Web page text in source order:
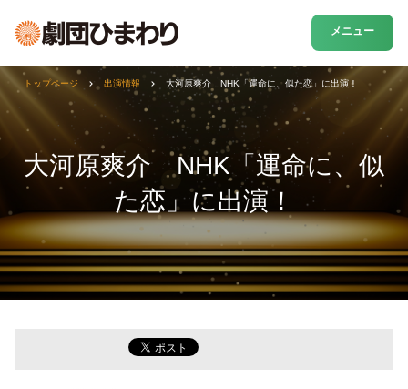
メニュー
大河原爽介 NHK「運命に、似
た恋」に出演！
トップページ 出演情報 大河原爽介 NHK「運命に、似た恋」に出演！